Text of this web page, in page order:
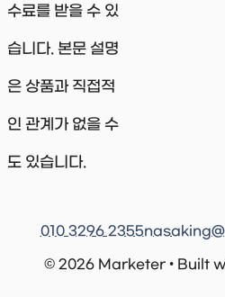
수료를 받을 수 있
습니다. 본문 설명
은 상품과 직접적
인 관계가 없을 수
도 있습니다.
© 2026 Marketer • Built
010 3296 2355